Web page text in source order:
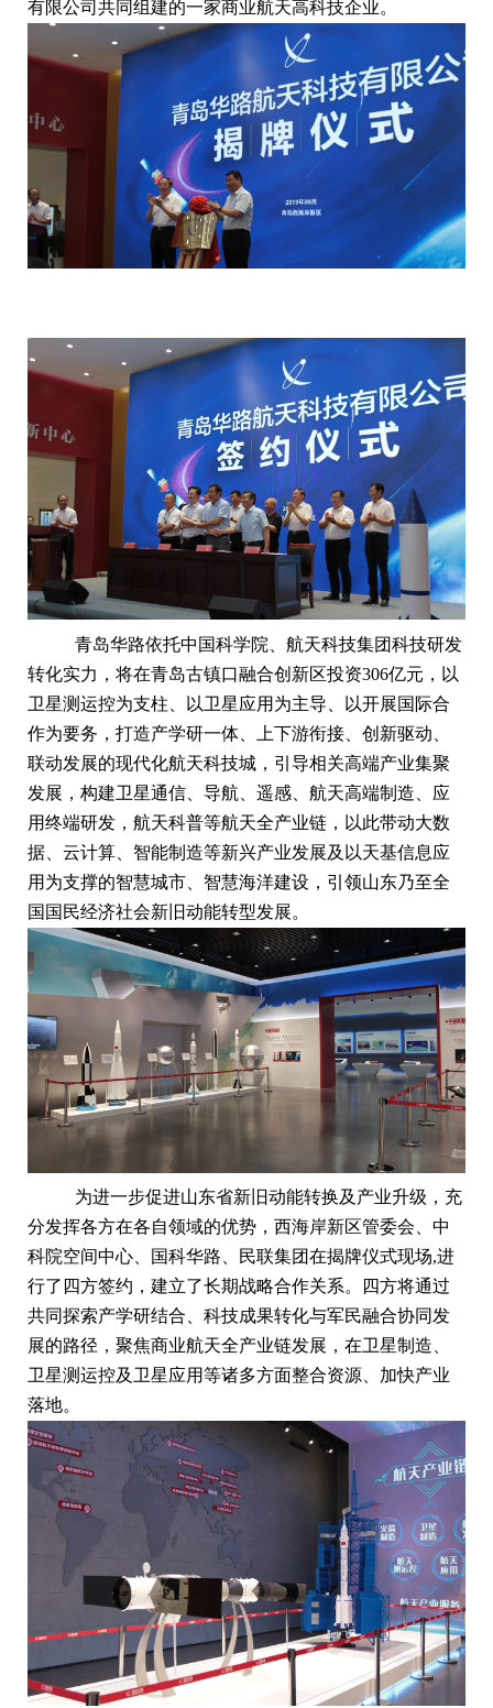
有限公司共同组建的一家商业航天高科技企业。
青岛华路依托中国科学院、航天科技集团科技研发
转化实力，将在青岛古镇口融合创新区投资306亿元，以
卫星测运控为支柱、以卫星应用为主导、以开展国际合
作为要务，打造产学研一体、上下游衔接、创新驱动、
联动发展的现代化航天科技城，引导相关高端产业集聚
发展，构建卫星通信、导航、遥感、航天高端制造、应
用终端研发，航天科普等航天全产业链，以此带动大数
据、云计算、智能制造等新兴产业发展及以天基信息应
用为支撑的智慧城市、智慧海洋建设，引领山东乃至全
国国民经济社会新旧动能转型发展。
为进一步促进山东省新旧动能转换及产业升级，充
分发挥各方在各自领域的优势，西海岸新区管委会、中
科院空间中心、国科华路、民联集团在揭牌仪式现场,进
行了四方签约，建立了长期战略合作关系。四方将通过
共同探索产学研结合、科技成果转化与军民融合协同发
展的路径，聚焦商业航天全产业链发展，在卫星制造、
卫星测运控及卫星应用等诸多方面整合资源、加快产业
落地。